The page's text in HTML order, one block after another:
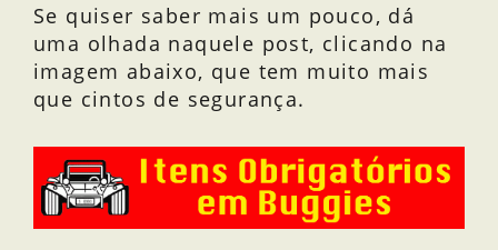
Se quiser saber mais um pouco, dá
uma olhada naquele post, clicando na
imagem abaixo, que tem muito mais
que cintos de segurança.